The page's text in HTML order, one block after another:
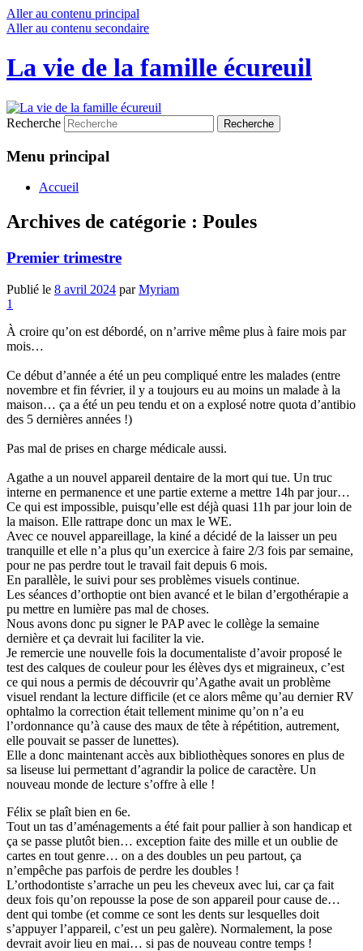
Aller au contenu principal
Aller au contenu secondaire
La vie de la famille écureuil
Recherche
Menu principal
Accueil
Archives de catégorie : Poules
Premier trimestre
Publié le 8 avril 2024 parMyriam
1
À croire qu’on est débordé, on n’arrive même plus à faire mois par
mois…
Ce début d’année a été un peu compliqué entre les malades (entre
novembre et fin février, il y a toujours eu au moins un malade à la
maison… ça a été un peu tendu et on a explosé notre quota d’antibio
des 5 dernières années !)
Pas mal de prises en charge médicale aussi.
Agathe a un nouvel appareil dentaire de la mort qui tue. Un truc
interne en permanence et une partie externe a mettre 14h par jour…
Ce qui est impossible, puisqu’elle est déjà quasi 11h par jour loin de
la maison. Elle rattrape donc un max le WE.
Avec ce nouvel appareillage, la kiné a décidé de la laisser un peu
tranquille et elle n’a plus qu’un exercice à faire 2/3 fois par semaine,
pour ne pas perdre tout le travail fait depuis 6 mois.
En parallèle, le suivi pour ses problèmes visuels continue.
Les séances d’orthoptie ont bien avancé et le bilan d’ergothérapie a
pu mettre en lumière pas mal de choses.
Nous avons donc pu signer le PAP avec le collège la semaine
dernière et ça devrait lui faciliter la vie.
Je remercie une nouvelle fois la documentaliste d’avoir proposé le
test des calques de couleur pour les élèves dys et migraineux, c’est
ce qui nous a permis de découvrir qu’Agathe avait un problème
visuel rendant la lecture difficile (et ce alors même qu’au dernier RV
ophtalmo la correction était tellement minime qu’on n’a eu
l’ordonnance qu’à cause des maux de tête à répétition, autrement,
elle pouvait se passer de lunettes).
Elle a donc maintenant accès aux bibliothèques sonores en plus de
sa liseuse lui permettant d’agrandir la police de caractère. Un
nouveau monde de lecture s’offre à elle !
Félix se plaît bien en 6e.
Tout un tas d’aménagements a été fait pour pallier à son handicap et
ça se passe plutôt bien… exception faite des mille et un oublie de
cartes en tout genre… on a des doubles un peu partout, ça
n’empêche pas parfois de perdre les doubles !
L’orthodontiste s’arrache un peu les cheveux avec lui, car ça fait
deux fois qu’on repousse la pose de son appareil pour cause de…
dent qui tombe (et comme ce sont les dents sur lesquelles doit
s’appuyer l’appareil, c’est un peu galère). Normalement, la pose
devrait avoir lieu en mai… si pas de nouveau contre temps !